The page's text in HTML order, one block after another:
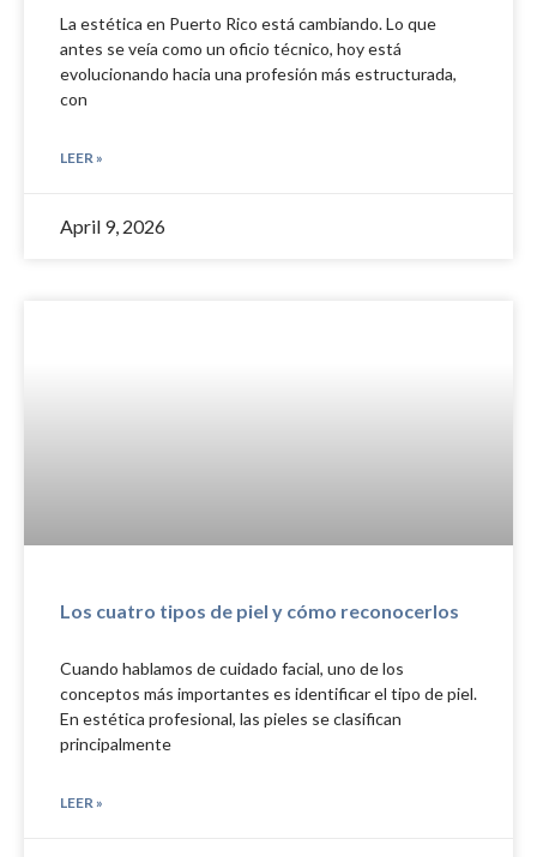
La estética en Puerto Rico está cambiando. Lo que
antes se veía como un oficio técnico, hoy está
evolucionando hacia una profesión más estructurada,
con
LEER »
April 9, 2026
Los cuatro tipos de piel y cómo reconocerlos
Cuando hablamos de cuidado facial, uno de los
conceptos más importantes es identificar el tipo de piel.
En estética profesional, las pieles se clasifican
principalmente
LEER »